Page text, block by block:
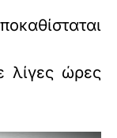
λίγες ώρες